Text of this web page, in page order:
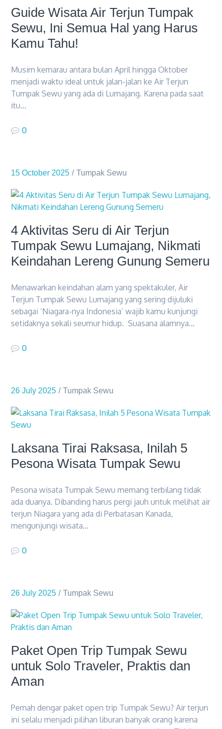
Guide Wisata Air Terjun Tumpak
Sewu, Ini Semua Hal yang Harus
Kamu Tahu!
Musim kemarau antara bulan April hingga Oktober
menjadi waktu ideal untuk jalan-jalan ke Air Terjun
Tumpak Sewu yang ada di Lumajang. Karena pada saat
itu…
0
15 October 2025 Tumpak Sewu
4 Aktivitas Seru di Air Terjun
Tumpak Sewu Lumajang, Nikmati
Keindahan Lereng Gunung Semeru
Menawarkan keindahan alam yang spektakuler, Air
Terjun Tumpak Sewu Lumajang yang sering dijuluki
sebagai ‘Niagara-nya Indonesia’ wajib kamu kunjungi
setidaknya sekali seumur hidup. Suasana alamnya…
0
26 July 2025 Tumpak Sewu
Laksana Tirai Raksasa, Inilah 5
Pesona Wisata Tumpak Sewu
Pesona wisata Tumpak Sewu memang terbilang tidak
ada duanya. Dibanding harus pergi jauh untuk melihat air
terjun Niagara yang ada di Perbatasan Kanada,
mengunjungi wisata…
0
26 July 2025 Tumpak Sewu
Paket Open Trip Tumpak Sewu
untuk Solo Traveler, Praktis dan
Aman
Pernah dengar paket open trip Tumpak Sewu? Air terjun
ini selalu menjadi pilihan liburan banyak orang karena